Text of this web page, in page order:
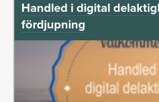
Handled i digital
fördjupning